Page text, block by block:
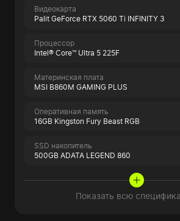
Видеокарта
Palit GeForce RTX 5060 Ti INFINITY 3
Процессор
Intel® Core™ Ultra 5 225F
Материнская плата
MSI B860M GAMING PLUS
Оперативная память
16GB Kingston Fury Beast RGB
SSD накопитель
500GB ADATA LEGEND 860
Показать всю